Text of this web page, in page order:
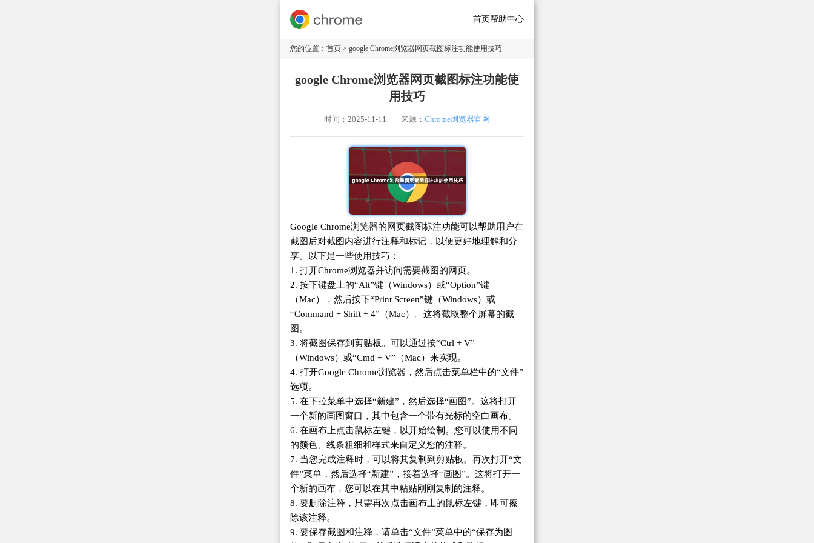
首页帮助中心
您的位置： 首页 > google Chrome浏览器网页截图标注功能使用技巧
google Chrome浏览器网页截图标注功能使
用技巧
时间：2025-11-11 来源： Chrome浏览器官网
Google Chrome浏览器的网页截图标注功能可以帮助用户在
截图后对截图内容进行注释和标记，以便更好地理解和分
享。以下是一些使用技巧：
1. 打开Chrome浏览器并访问需要截图的网页。
2. 按下键盘上的“Alt”键（Windows）或“Option”键
（Mac），然后按下“Print Screen”键（Windows）或
“Command + Shift + 4”（Mac）。这将截取整个屏幕的截
图。
3. 将截图保存到剪贴板。可以通过按“Ctrl + V”
（Windows）或“Cmd + V”（Mac）来实现。
4. 打开Google Chrome浏览器，然后点击菜单栏中的“文件”
选项。
5. 在下拉菜单中选择“新建”，然后选择“画图”。这将打开
一个新的画图窗口，其中包含一个带有光标的空白画布。
6. 在画布上点击鼠标左键，以开始绘制。您可以使用不同
的颜色、线条粗细和样式来自定义您的注释。
7. 当您完成注释时，可以将其复制到剪贴板。再次打开“文
件”菜单，然后选择“新建”，接着选择“画图”。这将打开一
个新的画布，您可以在其中粘贴刚刚复制的注释。
8. 要删除注释，只需再次点击画布上的鼠标左键，即可擦
除该注释。
9. 要保存截图和注释，请单击“文件”菜单中的“保存为图